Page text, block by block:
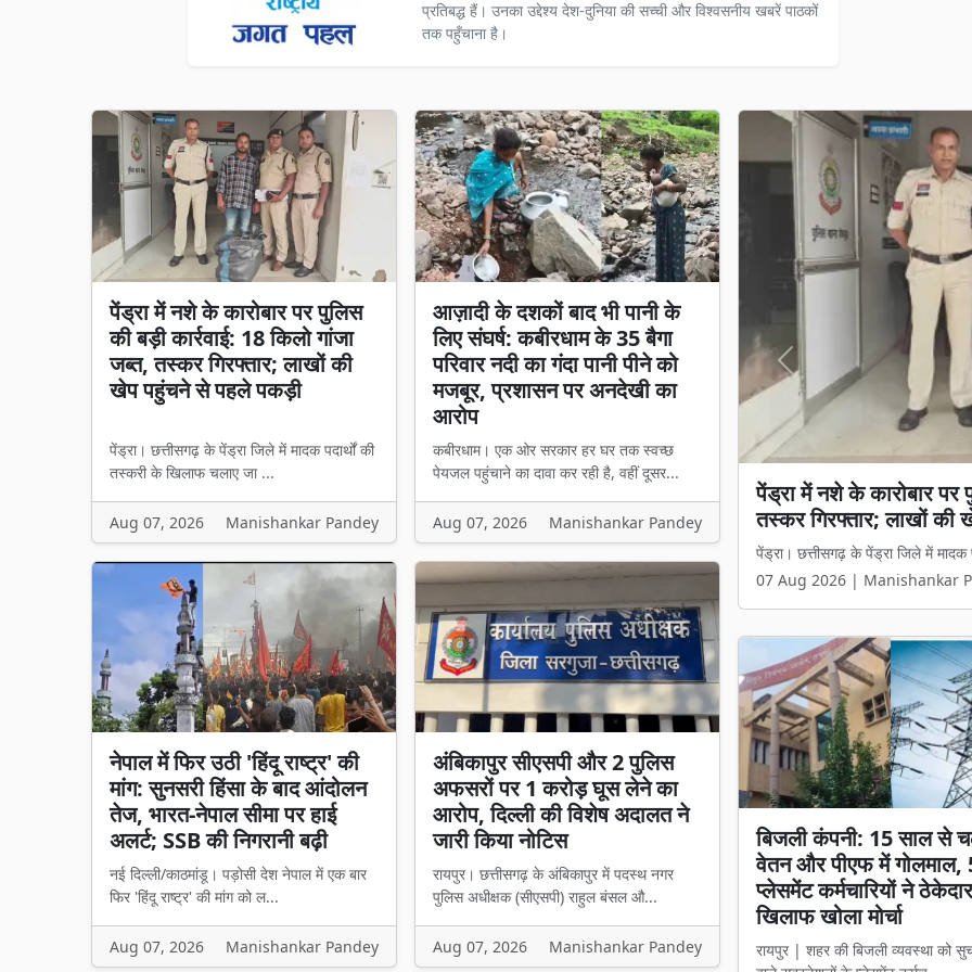
प्रतिबद्ध हैं। उनका उद्देश्य देश-दुनिया की सच्ची और विश्वसनीय खबरें पाठकों
तक पहुँचाना है।
पेंड्रा में नशे के कारोबार पर पुलिस
की बड़ी कार्रवाई: 18 किलो गांजा
जब्त, तस्कर गिरफ्तार; लाखों की
खेप पहुंचने से पहले पकड़ी
पेंड्रा। छत्तीसगढ़ के पेंड्रा जिले में मादक पदार्थों की
तस्करी के खिलाफ चलाए जा ...
Aug 07, 2026 Manishankar Pandey
आज़ादी के दशकों बाद भी पानी के
लिए संघर्ष: कबीरधाम के 35 बैगा
परिवार नदी का गंदा पानी पीने को
मजबूर, प्रशासन पर अनदेखी का
आरोप
कबीरधाम। एक ओर सरकार हर घर तक स्वच्छ
पेयजल पहुंचाने का दावा कर रही है, वहीं दूसर...
Aug 07, 2026 Manishankar Pandey
नेपाल में फिर उठी 'हिंदू राष्ट्र' की
मांग: सुनसरी हिंसा के बाद आंदोलन
तेज, भारत-नेपाल सीमा पर हाई
अलर्ट; SSB की निगरानी बढ़ी
नई दिल्ली/काठमांडू। पड़ोसी देश नेपाल में एक बार
फिर 'हिंदू राष्ट्र' की मांग को ल...
Aug 07, 2026 Manishankar Pandey
अंबिकापुर सीएसपी और 2 पुलिस
अफसरों पर 1 करोड़ घूस लेने का
आरोप, दिल्ली की विशेष अदालत ने
जारी किया नोटिस
रायपुर। छत्तीसगढ़ के अंबिकापुर में पदस्थ नगर
पुलिस अधीक्षक (सीएसपी) राहुल बंसल औ...
Aug 07, 2026 Manishankar Pandey
आज़ादी के दशकों बाद भी
का गंदा पानी पीने को
कबीरधाम। एक ओर सरकार हर घर तक
07 Aug 2026 | Manishankar
Previous
बिजली कंपनी: 15 साल से
वेतन और पीएफ में गोलमाल,
प्लेसमेंट कर्मचारियों ने
खिलाफ खोला मोर्चा
रायपुर | शहर की बिजली व्यवस्था को